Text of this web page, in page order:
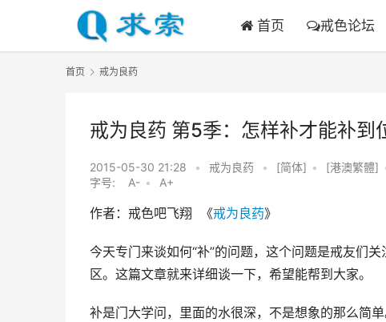
首页 戒色论坛
首页 戒为良药
戒为良药 第5季：怎样补才能补到
2015-05-30 21:28 • 戒为良药 • [简体] • [港澳繁體]
字号:
A- • A+
作者：戒色吧飞翔  《戒为良药》
今天专门来谈如何“补”的问题，这个问题是戒友们
区。这篇文章就来详细谈一下，希望能帮到大家。
补是门大学问，里面的水很深，不是想象的那么简